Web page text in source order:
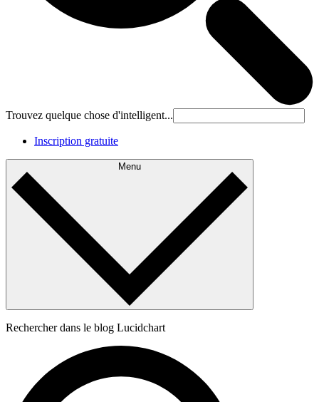
Trouvez quelque chose d'intelligent...
Inscription gratuite
Menu
Rechercher dans le blog Lucidchart